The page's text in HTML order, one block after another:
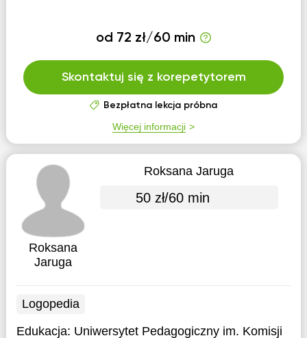
od 72 zł/60 min
Skontaktuj się z korepetytorem
Bezpłatna lekcja próbna
Więcej informacji
Roksana
Jaruga
Roksana Jaruga
50 zł/60 min
Logopedia
Edukacja: Uniwersytet Pedagogiczny im. Komisji